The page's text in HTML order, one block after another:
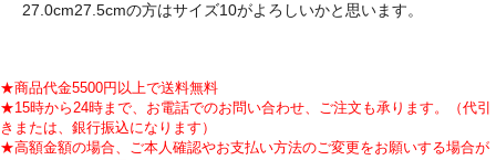
27.0cm27.5cmの方はサイズ10がよろしいかと思います。
★商品代金5500円以上で送料無料
★15時から24時まで、お電話でのお問い合わせ、ご注文も承ります。（代引
きまたは、銀行振込になります）
★高額金額の場合、ご本人確認やお支払い方法のご変更をお願いする場合が